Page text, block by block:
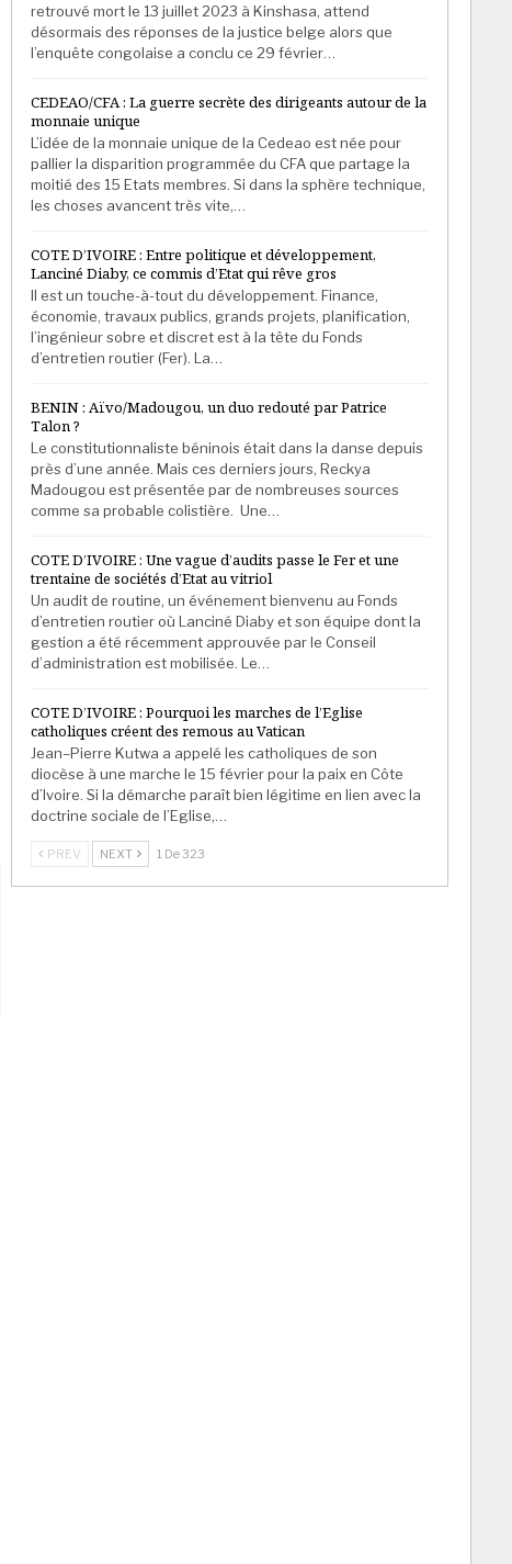
retrouvé mort le 13 juillet 2023 à Kinshasa, attend
désormais des réponses de la justice belge alors que
l’enquête congolaise a conclu ce 29 février…
CEDEAO/CFA : La guerre secrète des dirigeants autour de la
monnaie unique
L’idée de la monnaie unique de la Cedeao est née pour
pallier la disparition programmée du CFA que partage la
moitié des 15 Etats membres. Si dans la sphère technique,
les choses avancent très vite,…
COTE D’IVOIRE : Entre politique et développement,
Lanciné Diaby, ce commis d’Etat qui rêve gros
Il est un touche-à-tout du développement. Finance,
économie, travaux publics, grands projets, planification,
l’ingénieur sobre et discret est à la tête du Fonds
d’entretien routier (Fer). La…
BENIN : Aïvo/Madougou, un duo redouté par Patrice
Talon ?
Le constitutionnaliste béninois était dans la danse depuis
près d’une année. Mais ces derniers jours, Reckya
Madougou est présentée par de nombreuses sources
comme sa probable colistière. Une…
COTE D’IVOIRE : Une vague d’audits passe le Fer et une
trentaine de sociétés d’Etat au vitriol
Un audit de routine, un événement bienvenu au Fonds
d’entretien routier où Lanciné Diaby et son équipe dont la
gestion a été récemment approuvée par le Conseil
d’administration est mobilisée. Le…
COTE D’IVOIRE : Pourquoi les marches de l’Eglise
catholiques créent des remous au Vatican
Jean–Pierre Kutwa a appelé les catholiques de son
diocèse à une marche le 15 février pour la paix en Côte
d’Ivoire. Si la démarche paraît bien légitime en lien avec la
doctrine sociale de l’Eglise,…
PREV NEXT 1 De 323